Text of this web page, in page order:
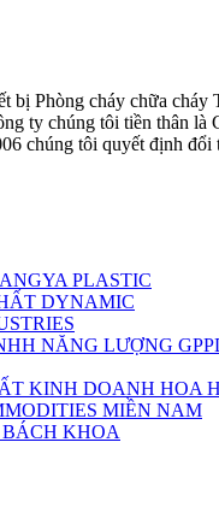
Phòng cháy chữa cháy
ty chúng tôi tiền thân là
chúng tôi quyết định đổi
PLASTIC
DYNAMIC
NĂNG LƯỢNG
KINH DOANH HOA
MIỀN NAM
KHOA